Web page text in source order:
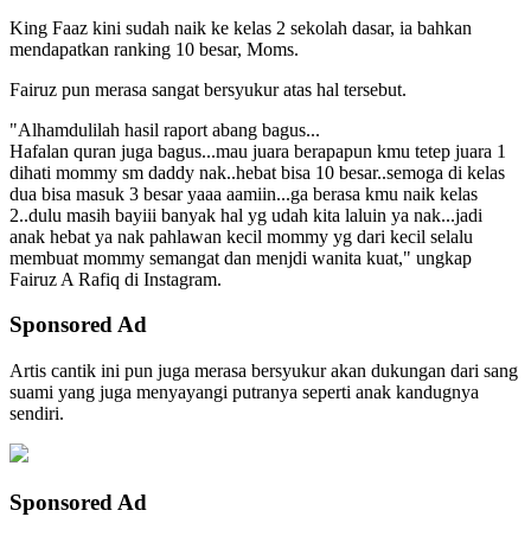
King Faaz kini sudah naik ke kelas 2 sekolah dasar, ia bahkan
mendapatkan ranking 10 besar, Moms.
Fairuz pun merasa sangat bersyukur atas hal tersebut.
"Alhamdulilah hasil raport abang bagus...
Hafalan quran juga bagus...mau juara berapapun kmu tetep juara 1
dihati mommy sm daddy nak..hebat bisa 10 besar..semoga di kelas
dua bisa masuk 3 besar yaaa aamiin...ga berasa kmu naik kelas
2..dulu masih bayiii banyak hal yg udah kita laluin ya nak...jadi
anak hebat ya nak pahlawan kecil mommy yg dari kecil selalu
membuat mommy semangat dan menjdi wanita kuat," ungkap
Fairuz A Rafiq di Instagram.
Sponsored Ad
Artis cantik ini pun juga merasa bersyukur akan dukungan dari sang
suami yang juga menyayangi putranya seperti anak kandugnya
sendiri.
Sponsored Ad